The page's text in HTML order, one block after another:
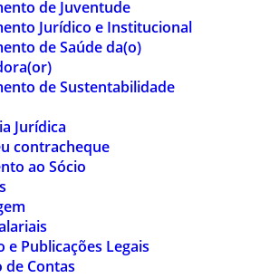
de Juventude
Jurídico e Institucional
de Saúde da(o)
de Sustentabilidade
Jurídica
contracheque
ao Sócio
e Publicações Legais
de Contas